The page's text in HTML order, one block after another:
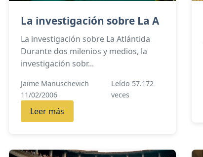
La investigación sobre La A
La investigación sobre La Atlántida
Durante dos milenios y medios, la
investigación sobr...
Jaime Manuschevich
11/02/2006
Leído 57.172
veces
Leer más